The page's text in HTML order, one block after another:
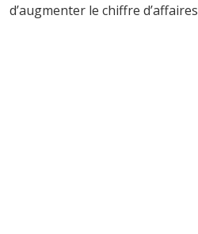
d’augmenter le chiffre d’affaires